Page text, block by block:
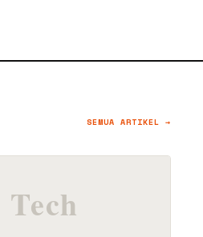
SEMUA ARTIKEL →